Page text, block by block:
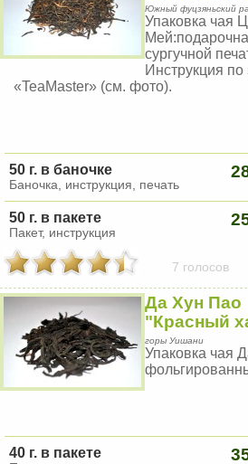
Южный фуцзяньский
Упаковка чая
сургучной
Инструкция
«TeaMaster» (см. фото).
50 г. в баночке
Баночка, инструкция, печать
50 г. в пакете
Пакет, инструкция
7 голосов
Да Хун Пао
"Красный
горы Уишани
Упаковка чая
40 г. в пакете